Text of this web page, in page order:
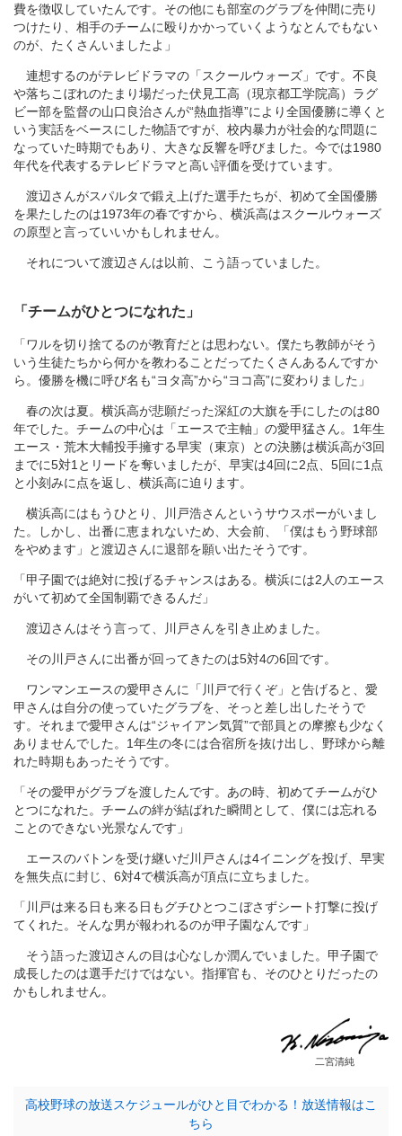
費を徴収していたんです。その他にも部室のグラブを仲間に売り
つけたり、相手のチームに殴りかかっていくようなとんでもない
のが、たくさんいましたよ」
連想するのがテレビドラマの「スクールウォーズ」です。不良
や落ちこぼれのたまり場だった伏見工高（現京都工学院高）ラグ
ビー部を監督の山口良治さんが“熱血指導”により全国優勝に導くと
いう実話をベースにした物語ですが、校内暴力が社会的な問題に
なっていた時期でもあり、大きな反響を呼びました。今では1980
年代を代表するテレビドラマと高い評価を受けています。
渡辺さんがスパルタで鍛え上げた選手たちが、初めて全国優勝
を果たしたのは1973年の春ですから、横浜高はスクールウォーズ
の原型と言っていいかもしれません。
それについて渡辺さんは以前、こう語っていました。
「チームがひとつになれた」
「ワルを切り捨てるのが教育だとは思わない。僕たち教師がそう
いう生徒たちから何かを教わることだってたくさんあるんですか
ら。優勝を機に呼び名も“ヨタ高”から“ヨコ高”に変わりました」
春の次は夏。横浜高が悲願だった深紅の大旗を手にしたのは80
年でした。チームの中心は「エースで主軸」の愛甲猛さん。1年生
エース・荒木大輔投手擁する早実（東京）との決勝は横浜高が3回
までに5対1とリードを奪いましたが、早実は4回に2点、5回に1点
と小刻みに点を返し、横浜高に迫ります。
横浜高にはもうひとり、川戸浩さんというサウスポーがいまし
た。しかし、出番に恵まれないため、大会前、「僕はもう野球部
をやめます」と渡辺さんに退部を願い出たそうです。
「甲子園では絶対に投げるチャンスはある。横浜には2人のエース
がいて初めて全国制覇できるんだ」
渡辺さんはそう言って、川戸さんを引き止めました。
その川戸さんに出番が回ってきたのは5対4の6回です。
ワンマンエースの愛甲さんに「川戸で行くぞ」と告げると、愛
甲さんは自分の使っていたグラブを、そっと差し出したそうで
す。それまで愛甲さんは“ジャイアン気質”で部員との摩擦も少なく
ありませんでした。1年生の冬には合宿所を抜け出し、野球から離
れた時期もあったそうです。
「その愛甲がグラブを渡したんです。あの時、初めてチームがひ
とつになれた。チームの絆が結ばれた瞬間として、僕には忘れる
ことのできない光景なんです」
エースのバトンを受け継いだ川戸さんは4イニングを投げ、早実
を無失点に封じ、6対4で横浜高が頂点に立ちました。
「川戸は来る日も来る日もグチひとつこぼさずシート打撃に投げ
てくれた。そんな男が報われるのが甲子園なんです」
そう語った渡辺さんの目は心なしか潤んでいました。甲子園で
成長したのは選手だけではない。指揮官も、そのひとりだったの
かもしれません。
二宮清純
高校野球の放送スケジュールがひと目でわかる！放送情報はこ
ちら